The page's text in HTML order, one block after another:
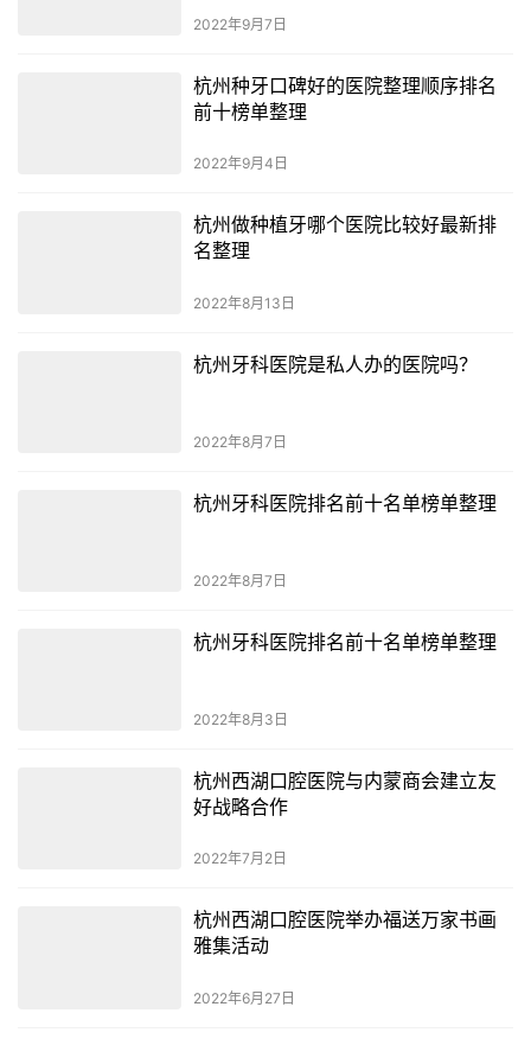
2022年9月7日
杭州种牙口碑好的医院整理顺序排名
前十榜单整理
2022年9月4日
杭州做种植牙哪个医院比较好最新排
名整理
2022年8月13日
杭州牙科医院是私人办的医院吗？
2022年8月7日
杭州牙科医院排名前十名单榜单整理
2022年8月7日
杭州牙科医院排名前十名单榜单整理
2022年8月3日
杭州西湖口腔医院与内蒙商会建立友
好战略合作
2022年7月2日
杭州西湖口腔医院举办福送万家书画
雅集活动
2022年6月27日